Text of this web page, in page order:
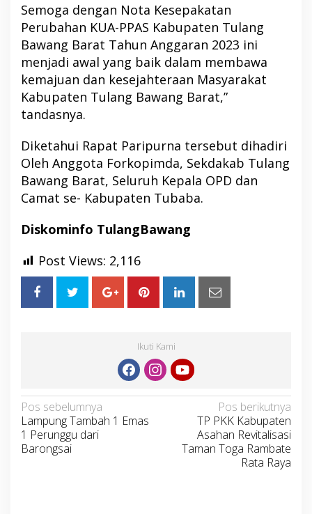
Semoga dengan Nota Kesepakatan
Perubahan KUA-PPAS Kabupaten Tulang
Bawang Barat Tahun Anggaran 2023 ini
menjadi awal yang baik dalam membawa
kemajuan dan kesejahteraan Masyarakat
Kabupaten Tulang Bawang Barat,”
tandasnya.
Diketahui Rapat Paripurna tersebut dihadiri
Oleh Anggota Forkopimda, Sekdakab Tulang
Bawang Barat, Seluruh Kepala OPD dan
Camat se- Kabupaten Tubaba.
Diskominfo TulangBawang
Post Views: 2,116
Ikuti Kami
Navigasi
pos
Pos sebelumnya
Lampung Tambah 1 Emas
1 Perunggu dari
Barongsai
Pos berikutnya
TP PKK Kabupaten
Asahan Revitalisasi
Taman Toga Rambate
Rata Raya